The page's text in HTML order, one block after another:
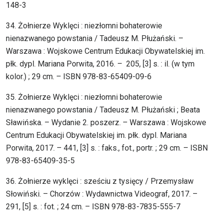
148-3
34. Żołnierze Wyklęci : niezłomni bohaterowie
nienazwanego powstania / Tadeusz M. Płużański. –
Warszawa : Wojskowe Centrum Edukacji Obywatelskiej im.
płk. dypl. Mariana Porwita, 2016. – 205, [3] s. : il. (w tym
kolor.) ; 29 cm. – ISBN 978-83-65409-09-6
35. Żołnierze Wyklęci : niezłomni bohaterowie
nienazwanego powstania / Tadeusz M. Płużański ; Beata
Sławińska. – Wydanie 2. poszerz. – Warszawa : Wojskowe
Centrum Edukacji Obywatelskiej im. płk. dypl. Mariana
Porwita, 2017. – 441, [3] s. : faks., fot., portr. ; 29 cm. – ISBN
978-83-65409-35-5
36. Żołnierze wyklęci : sześciu z tysięcy / Przemysław
Słowiński. – Chorzów : Wydawnictwa Videograf, 2017. –
291, [5] s. : fot. ; 24 cm. – ISBN 978-83-7835-555-7